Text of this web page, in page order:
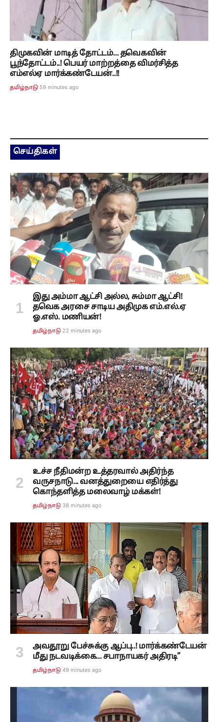
திமுகவின் மாடித் தோட்டம்... தவெகவின்
பூந்தோட்டம்..! பெயர் மாற்றத்தை விமர்சித்த
எம்எல்ஏ மார்க்கண்டேயன்..!!
தமிழ்நாடு 59 minutes ago
செய்திகள்
இது அம்மா ஆட்சி அல்ல, சும்மா ஆட்சி!
தவெக அரசை சாடிய அதிமுக எம்.எல்.ஏ
ஓ.எஸ். மணியன்!
தமிழ்நாடு 22 minutes ago
உச்ச நீதிமன்ற உத்தரவால் அதிர்ந்த
வருசநாடு... வனத்துறையை எதிர்த்து
கொந்தளித்த மலைவாழ் மக்கள்!
தமிழ்நாடு 38 minutes ago
அவதூறு பேச்சுக்கு ஆப்பு..! மார்க்கண்டேயன்
மீது நடவடிக்கை... சபாநாயகர் அதிரடி”
தமிழ்நாடு 49 minutes ago